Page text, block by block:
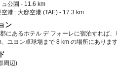
ュ公園 - 11.6 km
港 : 大邸空港 (TAE) - 17.3 km
ン
にあるホテル デ フォーレに宿泊すれば
ユヨン卓球場まで 8 km の場所にあります
周辺)